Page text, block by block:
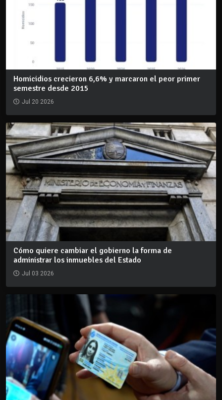
Homicidios crecieron 6,6% y marcaron el peor primer
semestre desde 2015
Jul 20 2026
Cómo quiere cambiar el gobierno la forma de
administrar los inmuebles del Estado
Jul 03 2026